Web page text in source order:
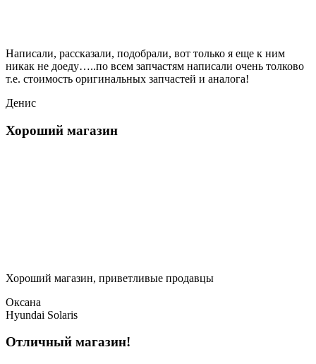
Написали, рассказали, подобрали, вот только я еще к ним
никак не доеду…..по всем запчастям написали очень толково
т.е. стоимость оригинальных запчастей и аналога!
Денис
Хороший магазин
Хороший магазин, приветливые продавцы
Оксана
Hyundai Solaris
Отличный магазин!